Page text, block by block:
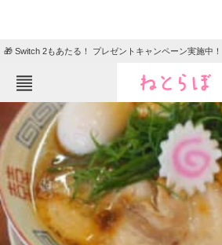
🎁 Switch 2もあたる！ プレゼントキャンペーン実施中！
ねとらぼメニュー
TOP ニュース
エンタメ クイズ
グルメ 地域
住まい 教育・育児